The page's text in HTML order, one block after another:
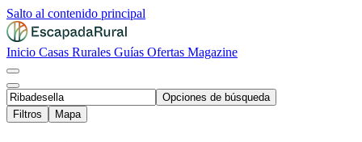
Salto al contenido principal
Inicio Casas Rurales Guías Ofertas Magazine
Opciones de búsqueda
Filtros
Mapa